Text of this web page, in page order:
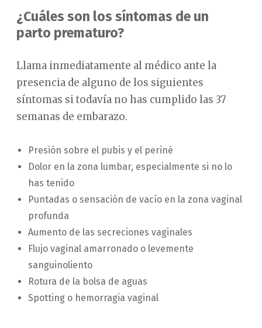
¿Cuáles son los síntomas de un
parto prematuro?
Llama inmediatamente al médico ante la
presencia de alguno de los siguientes
síntomas si todavía no has cumplido las 37
semanas de embarazo.
Presión sobre el pubis y el periné
Dolor en la zona lumbar, especialmente si no lo
has tenido
Puntadas o sensación de vacío en la zona vaginal
profunda
Aumento de las secreciones vaginales
Flujo vaginal amarronado o levemente
sanguinoliento
Rotura de la bolsa de aguas
Spotting o hemorragia vaginal